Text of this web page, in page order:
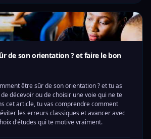
de son orientation ? et faire le bon
être sûr de son orientation ? et tu as
décevoir ou de choisir une voie qui ne te
cet article, tu vas comprendre comment
les erreurs classiques et avancer avec
d'études qui te motive vraiment.